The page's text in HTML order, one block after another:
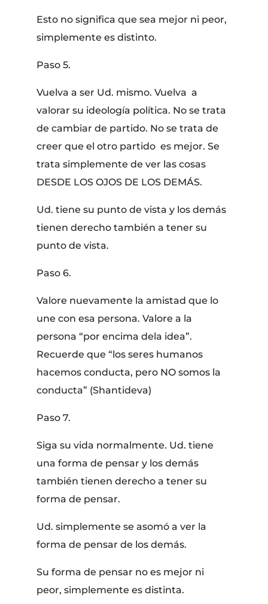
Esto no significa que sea mejor ni peor,
simplemente es distinto.
Paso 5.
Vuelva a ser Ud. mismo. Vuelva a
valorar su ideología política. No se trata
de cambiar de partido. No se trata de
creer que el otro partido es mejor. Se
trata simplemente de ver las cosas
DESDE LOS OJOS DE LOS DEMÁS.
Ud. tiene su punto de vista y los demás
tienen derecho también a tener su
punto de vista.
Paso 6.
Valore nuevamente la amistad que lo
une con esa persona. Valore a la
persona “por encima dela idea”.
Recuerde que “los seres humanos
hacemos conducta, pero NO somos la
conducta” (Shantideva)
Paso 7.
Siga su vida normalmente. Ud. tiene
una forma de pensar y los demás
también tienen derecho a tener su
forma de pensar.
Ud. simplemente se asomó a ver la
forma de pensar de los demás.
Su forma de pensar no es mejor ni
peor, simplemente es distinta.